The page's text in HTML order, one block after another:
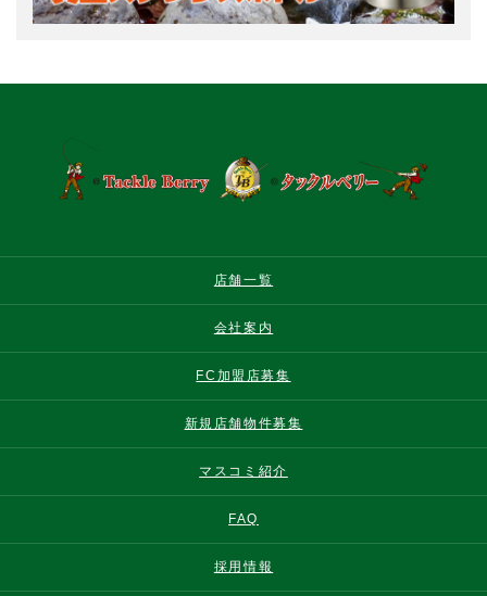
店舗一覧
会社案内
FC加盟店募集
新規店舗物件募集
マスコミ紹介
FAQ
採用情報